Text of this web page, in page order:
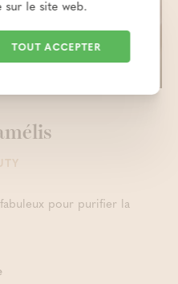
pour purifier la
le site web.
TOUT ACCEPTER